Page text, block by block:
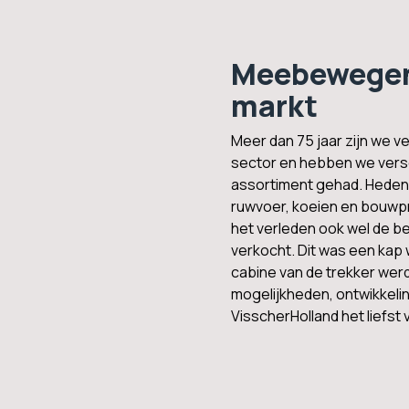
markt
Meer dan 75 jaar zijn we
sector en hebben we
assortiment gehad.
ruwvoer, koeien en
het verleden ook wel de
verkocht. Dit was een
cabine van de trekker
mogelijkheden,
VisscherHolland het liefst